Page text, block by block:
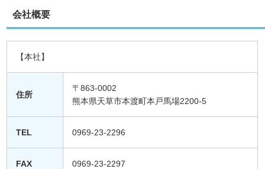
会社概要
【本社】
住所
〒863-0002
熊本県天草市本渡町本戸馬場2200-5
TEL 0969-23-2296
FAX 0969-23-2297